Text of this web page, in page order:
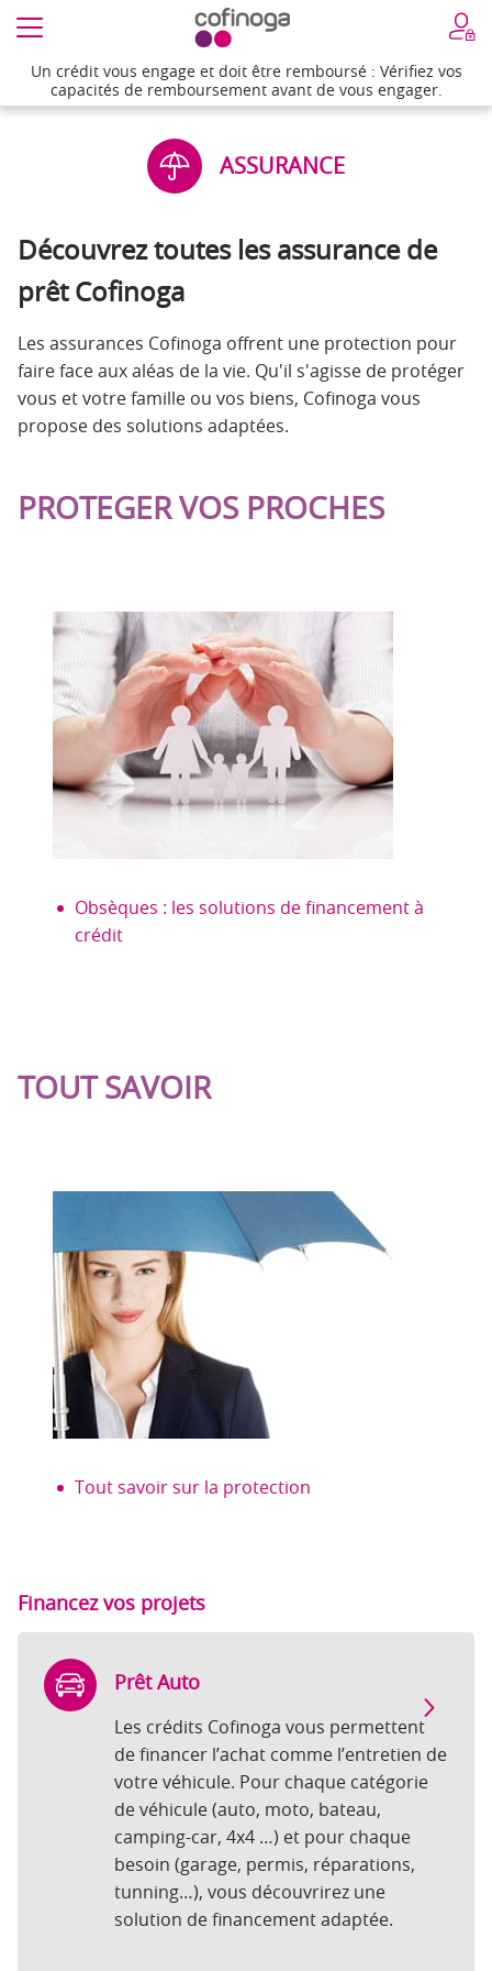
Un crédit vous engage et doit être remboursé : Vérifiez vos
capacités de remboursement avant de vous engager.
Un crédit vous engage et doit être remboursé : Vérifiez vos
capacités de remboursement avant de vous engager.
ASSURANCE
Découvrez toutes les assurance de
prêt Cofinoga
Les assurances Cofinoga offrent une protection pour
faire face aux aléas de la vie. Qu'il s'agisse de protéger
vous et votre famille ou vos biens, Cofinoga vous
propose des solutions adaptées.
PROTEGER VOS PROCHES
Obsèques : les solutions de financement à
crédit
TOUT SAVOIR
Tout savoir sur la protection
Financez vos projets
Prêt Auto
Les crédits Cofinoga vous permettent
de financer l’achat comme l’entretien de
votre véhicule. Pour chaque catégorie
de véhicule (auto, moto, bateau,
camping-car, 4x4 …) et pour chaque
besoin (garage, permis, réparations,
tunning…), vous découvrirez une
solution de financement adaptée.